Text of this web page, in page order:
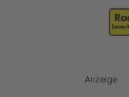
Anzeige